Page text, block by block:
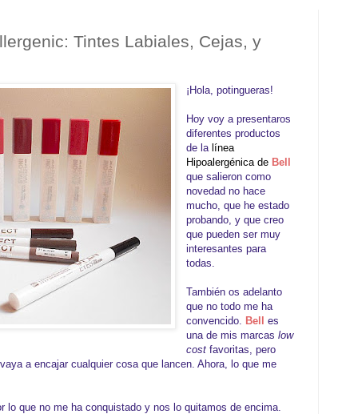
Tintes Labiales, Cejas, y
¡Hola, potingueras!
Hoy voy a presentaros
diferentes productos
de lalínea
Hipoalergénica de Bell
que salieron como
novedad no hace
mucho, que he estado
probando, y que creo
que pueden ser muy
interesantes para
todas.
También os adelanto
que no todo me ha
convencido. Belles
una de mis marcaslow
cost favoritas, pero
a encajar cualquier cosa que lancen. Ahora, lo que me
lo que no me ha conquistado y nos lo quitamos de encima.